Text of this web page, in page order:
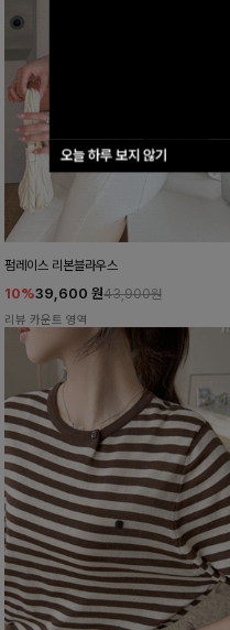
오늘 하루 보지 않기
펌레이스 리본블라우스
10%39,600 원43,900원
리뷰 카운트 영역